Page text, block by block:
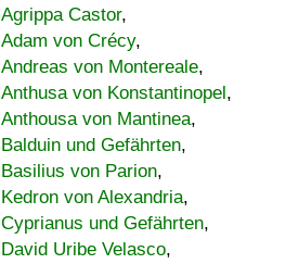
Agrippa Castor,
Adam von Crécy,
Andreas von Montereale,
Anthusa von Konstantinopel,
Anthousa von Mantinea,
Balduin und Gefährten,
Basilius von Parion,
Kedron von Alexandria,
Cyprianus und Gefährten,
David Uribe Velasco,